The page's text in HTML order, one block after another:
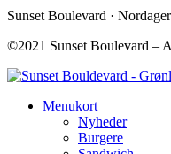
Sunset Boulevard ·
©2021 Sunset Boulevard –
Menukort
Nyheder
Burgere